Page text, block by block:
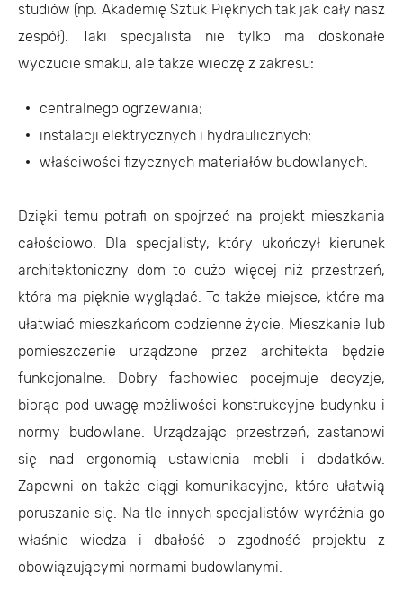
studiów (np. Akademię Sztuk Pięknych tak jak cały nasz
zespół). Taki specjalista nie tylko ma doskonałe
wyczucie smaku, ale także wiedzę z zakresu:
centralnego ogrzewania;
instalacji elektrycznych i hydraulicznych;
właściwości fizycznych materiałów budowlanych.
Dzięki temu potrafi on spojrzeć na projekt mieszkania
całościowo. Dla specjalisty, który ukończył kierunek
architektoniczny dom to dużo więcej niż przestrzeń,
która ma pięknie wyglądać. To także miejsce, które ma
ułatwiać mieszkańcom codzienne życie. Mieszkanie lub
pomieszczenie urządzone przez architekta będzie
funkcjonalne. Dobry fachowiec podejmuje decyzje,
biorąc pod uwagę możliwości konstrukcyjne budynku i
normy budowlane. Urządzając przestrzeń, zastanowi
się nad ergonomią ustawienia mebli i dodatków.
Zapewni on także ciągi komunikacyjne, które ułatwią
poruszanie się. Na tle innych specjalistów wyróżnia go
właśnie wiedza i dbałość o zgodność projektu z
obowiązującymi normami budowlanymi.